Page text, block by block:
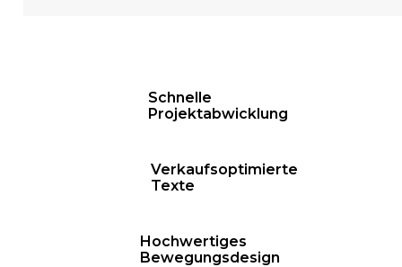
Schnelle
Projektabwicklung
Verkaufsoptimierte
Texte
Hochwertiges
Bewegungsdesign